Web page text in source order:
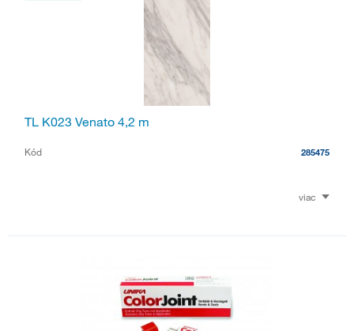
TL K023 Venato 4,2 m
Kód 285475
viac